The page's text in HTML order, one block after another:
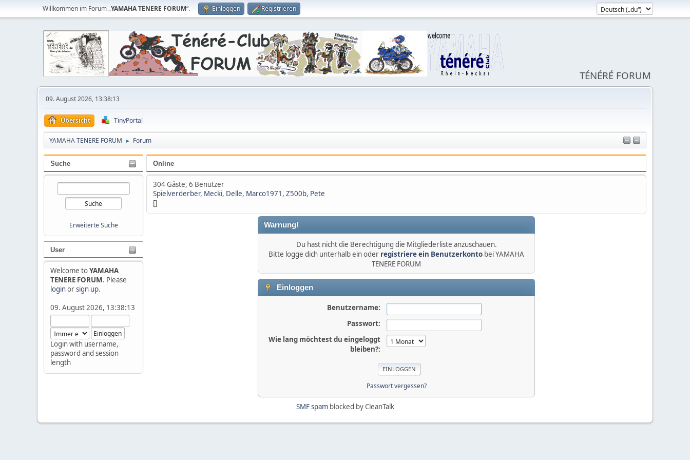
Willkommen im Forum „YAMAHA TENERE FORUM“. Einloggen Registrieren
TÉNÉRÉ FORUM
09. August 2026, 13:38:13
Übersicht TinyPortal
YAMAHA TENERE FORUM ► Forum
Suche
Erweiterte Suche
User
Welcome toYAMAHA
TENERE FORUM. Please
loginorsign up.
09. August 2026, 13:38:13
Login with username,
password and session
length
Online
304 Gäste, 6 Benutzer
Spielverderber, Mecki, Delle, Marco1971 , Z500b, Pete
[]
Warnung!
Du hast nicht die Berechtigung die Mitgliederliste anzuschauen.
Bitte logge dich unterhalb ein oder registriere ein Benutzerkonto bei YAMAHA
TENERE FORUM
Einloggen
Benutzername:
Passwort:
Wie lang möchtest du eingeloggt
bleiben?:
Passwort vergessen?
SMF spamblocked by CleanTalk